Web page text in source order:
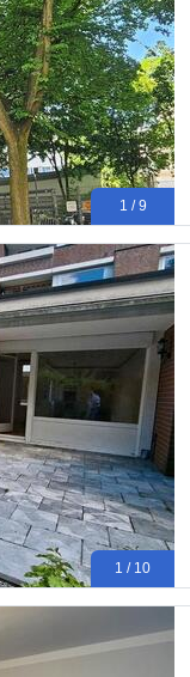
1 / 9
1 / 10